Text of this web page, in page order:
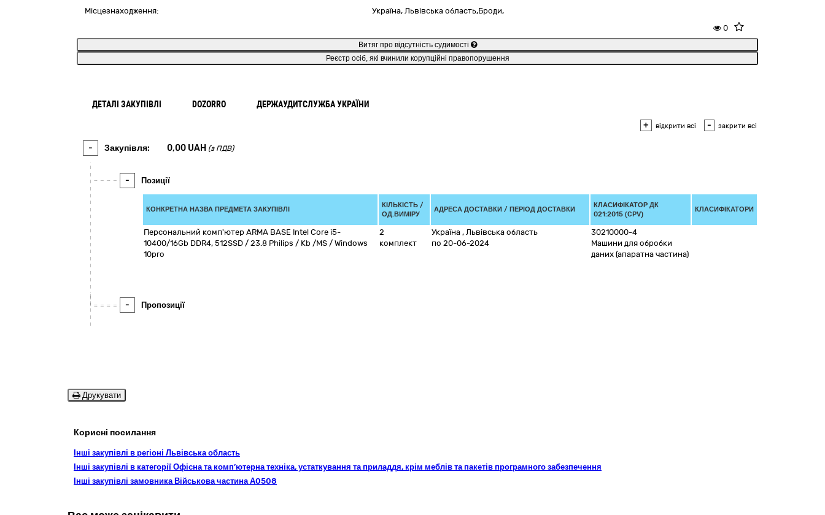
Місцезнаходження:
Україна, Львівська область,Броди,
0
Витяг про відсутність судимості
Реєстр осіб, які вчинили корупційні правопорушення
ДЕТАЛІ ЗАКУПІВЛІ DOZORRO ДЕРЖАУДИТСЛУЖБА УКРАЇНИ
+ відкрити всі - закрити всі
- Закупівля: 0,00 UAH (з ПДВ)
- Позиції
КОНКРЕТНА НАЗВА ПРЕДМЕТА ЗАКУПІВЛІ
КІЛЬКІСТЬ /
ОД.ВИМІРУ
АДРЕСА ДОСТАВКИ / ПЕРІОД ДОСТАВКИ
КЛАСИФІКАТОР ДК
021:2015 (CPV)
КЛАСИФІКАТОРИ
Персональний комп'ютер ARMA BASE Intel Core i5-
10400/16Gb DDR4, 512SSD / 23.8 Philips / Kb /MS / Windows
10pro
2
комплект
Україна , Львівська область
по 20-06-2024
30210000-4
Машини для обробки
даних (апаратна частина)
- Пропозиції
Друкувати
Корисні посилання
Інші закупівлі в регіоні Львівська область
Інші закупівлі в категорії Офісна та комп’ютерна техніка, устаткування та приладдя, крім меблів та пакетів програмного забезпечення
Інші закупівлі замовника Військова частина А0508